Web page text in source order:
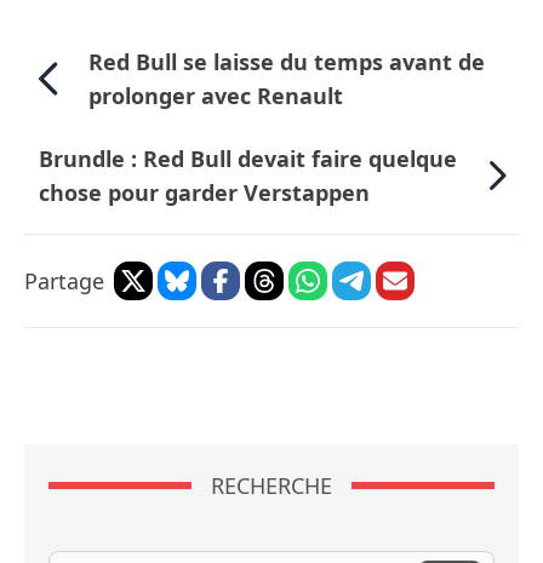
Red Bull se laisse du temps avant de
prolonger avec Renault
Brundle : Red Bull devait faire quelque
chose pour garder Verstappen
Partage
RECHERCHE